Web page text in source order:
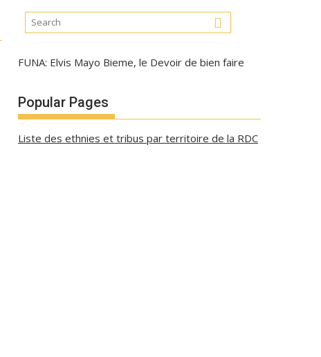
FUNA: Elvis Mayo Bieme, le Devoir de bien faire
Popular Pages
Liste des ethnies et tribus par territoire de la RDC